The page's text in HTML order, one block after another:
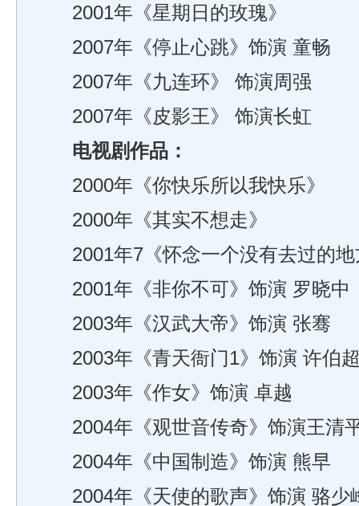
2001年《星期日的玫瑰》
2007年《停止心跳》饰演 童畅
2007年《九连环》 饰演周强
2007年《皮影王》 饰演长虹
电视剧作品：
2000年《你快乐所以我快乐》
2000年《其实不想走》
2001年7《怀念一个没有去过的地
2001年《非你不可》饰演 罗晓中
2003年《汉武大帝》饰演 张骞
2003年《青天衙门1》饰演 许伯
2003年《作女》饰演 卓越
2004年《观世音传奇》饰演王清
2004年《中国制造》饰演 熊早
2004年《天使的歌声》饰演 骆少